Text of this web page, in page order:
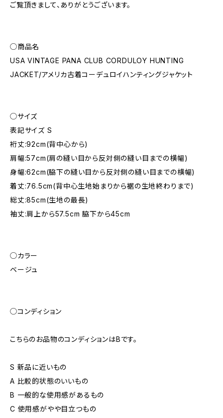
ご覧頂きまして、ありがとうございます。
◯商品名
USA VINTAGE PANA CLUB CORDULOY HUNTING
JACKET/アメリカ古着コーデュロイハンティングジャケット
◯サイズ
表記サイズ S
裄丈:92cm(背中心から)
肩幅:57cm(肩の縫い目から反対側の縫い目までの横幅)
身幅:62cm(脇下の縫い目から反対側の縫い目までの横幅)
着丈:76.5cm(背中心生地始まりから裾の生地終わりまで)
総丈:85cm(生地の最長)
袖丈:肩上から57.5cm 脇下から45cm
◯カラー
ベージュ
◯コンディション
こちらのお品物のコンディションはBです。
S 新品に近いもの
A 比較的状態のいいもの
B 一般的な使用感があるもの
C 使用感がやや目立つもの